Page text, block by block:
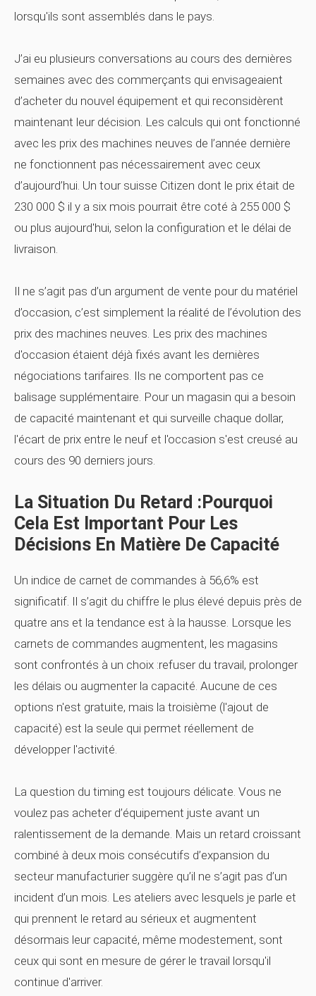
lorsqu'ils sont assemblés dans le pays.
J’ai eu plusieurs conversations au cours des dernières
semaines avec des commerçants qui envisageaient
d’acheter du nouvel équipement et qui reconsidèrent
maintenant leur décision. Les calculs qui ont fonctionné
avec les prix des machines neuves de l’année dernière
ne fonctionnent pas nécessairement avec ceux
d’aujourd’hui. Un tour suisse Citizen dont le prix était de
230 000 $ il y a six mois pourrait être coté à 255 000 $
ou plus aujourd'hui, selon la configuration et le délai de
livraison.
Il ne s’agit pas d’un argument de vente pour du matériel
d’occasion, c’est simplement la réalité de l’évolution des
prix des machines neuves. Les prix des machines
d'occasion étaient déjà fixés avant les dernières
négociations tarifaires. Ils ne comportent pas ce
balisage supplémentaire. Pour un magasin qui a besoin
de capacité maintenant et qui surveille chaque dollar,
l'écart de prix entre le neuf et l'occasion s'est creusé au
cours des 90 derniers jours.
La Situation Du Retard :pourquoi
Cela Est Important Pour Les
Décisions En Matière De Capacité
Un indice de carnet de commandes à 56,6% est
significatif. Il s’agit du chiffre le plus élevé depuis près de
quatre ans et la tendance est à la hausse. Lorsque les
carnets de commandes augmentent, les magasins
sont confrontés à un choix :refuser du travail, prolonger
les délais ou augmenter la capacité. Aucune de ces
options n'est gratuite, mais la troisième (l'ajout de
capacité) est la seule qui permet réellement de
développer l'activité.
La question du timing est toujours délicate. Vous ne
voulez pas acheter d’équipement juste avant un
ralentissement de la demande. Mais un retard croissant
combiné à deux mois consécutifs d’expansion du
secteur manufacturier suggère qu’il ne s’agit pas d’un
incident d’un mois. Les ateliers avec lesquels je parle et
qui prennent le retard au sérieux et augmentent
désormais leur capacité, même modestement, sont
ceux qui sont en mesure de gérer le travail lorsqu'il
continue d'arriver.